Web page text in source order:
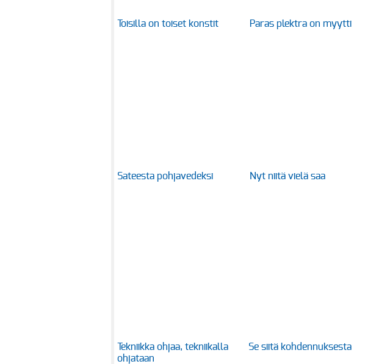
Toisilla on toiset konstit Paras plektra on myytti
Sateesta pohjavedeksi Nyt niitä vielä saa
Tekniikka ohjaa, tekniikalla
ohjataan
Se siitä kohdennuksesta